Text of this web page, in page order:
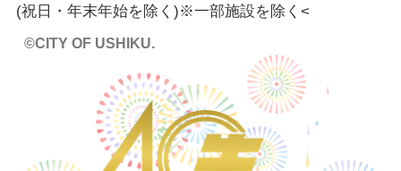
(祝日・年末年始を除く)※一部施設を除く <
©CITY OF USHIKU.